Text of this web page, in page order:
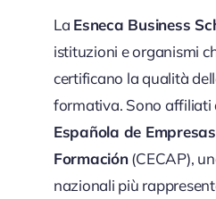
La Esneca Business
istituzioni e organismi
certificano la qualità
formativa. Sono affiliati
Española de
Formación(CECAP),
nazionali più